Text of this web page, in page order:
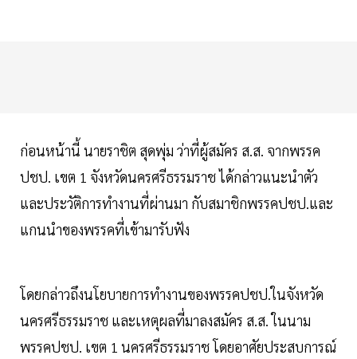
ก่อนหน้านี้ นายราชิต สุดพุ่ม ว่าที่ผู้สมัคร ส.ส. จากพรรค
ปชป. เขต 1 จังหวัดนครศรีธรรมราช ได้กล่าวแนะนำตัว
และประวัติการทำงานที่ผ่านมา กับสมาชิกพรรคปชป.และ
แกนนำของพรรคที่เข้ามารับฟัง
โดยกล่าวถึงนโยบายการทำงานของพรรคปชป.ในจังหวัด
นครศรีธรรมราช และเหตุผลที่มาลงสมัคร ส.ส. ในนาม
พรรคปชป. เขต 1 นครศรีธรรมราช โดยอาศัยประสบการณ์